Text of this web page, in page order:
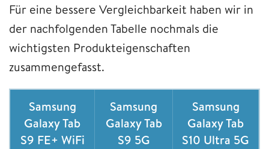
Für eine bessere Vergleichbarkeit haben wir in
der nachfolgenden Tabelle nochmals die
wichtigsten Produkteigenschaften
zusammengefasst.
Samsung
Galaxy Tab
S9 FE+ WiFi
Samsung
Galaxy Tab
S9 5G
Samsung
Galaxy Tab
S10 Ultra 5G